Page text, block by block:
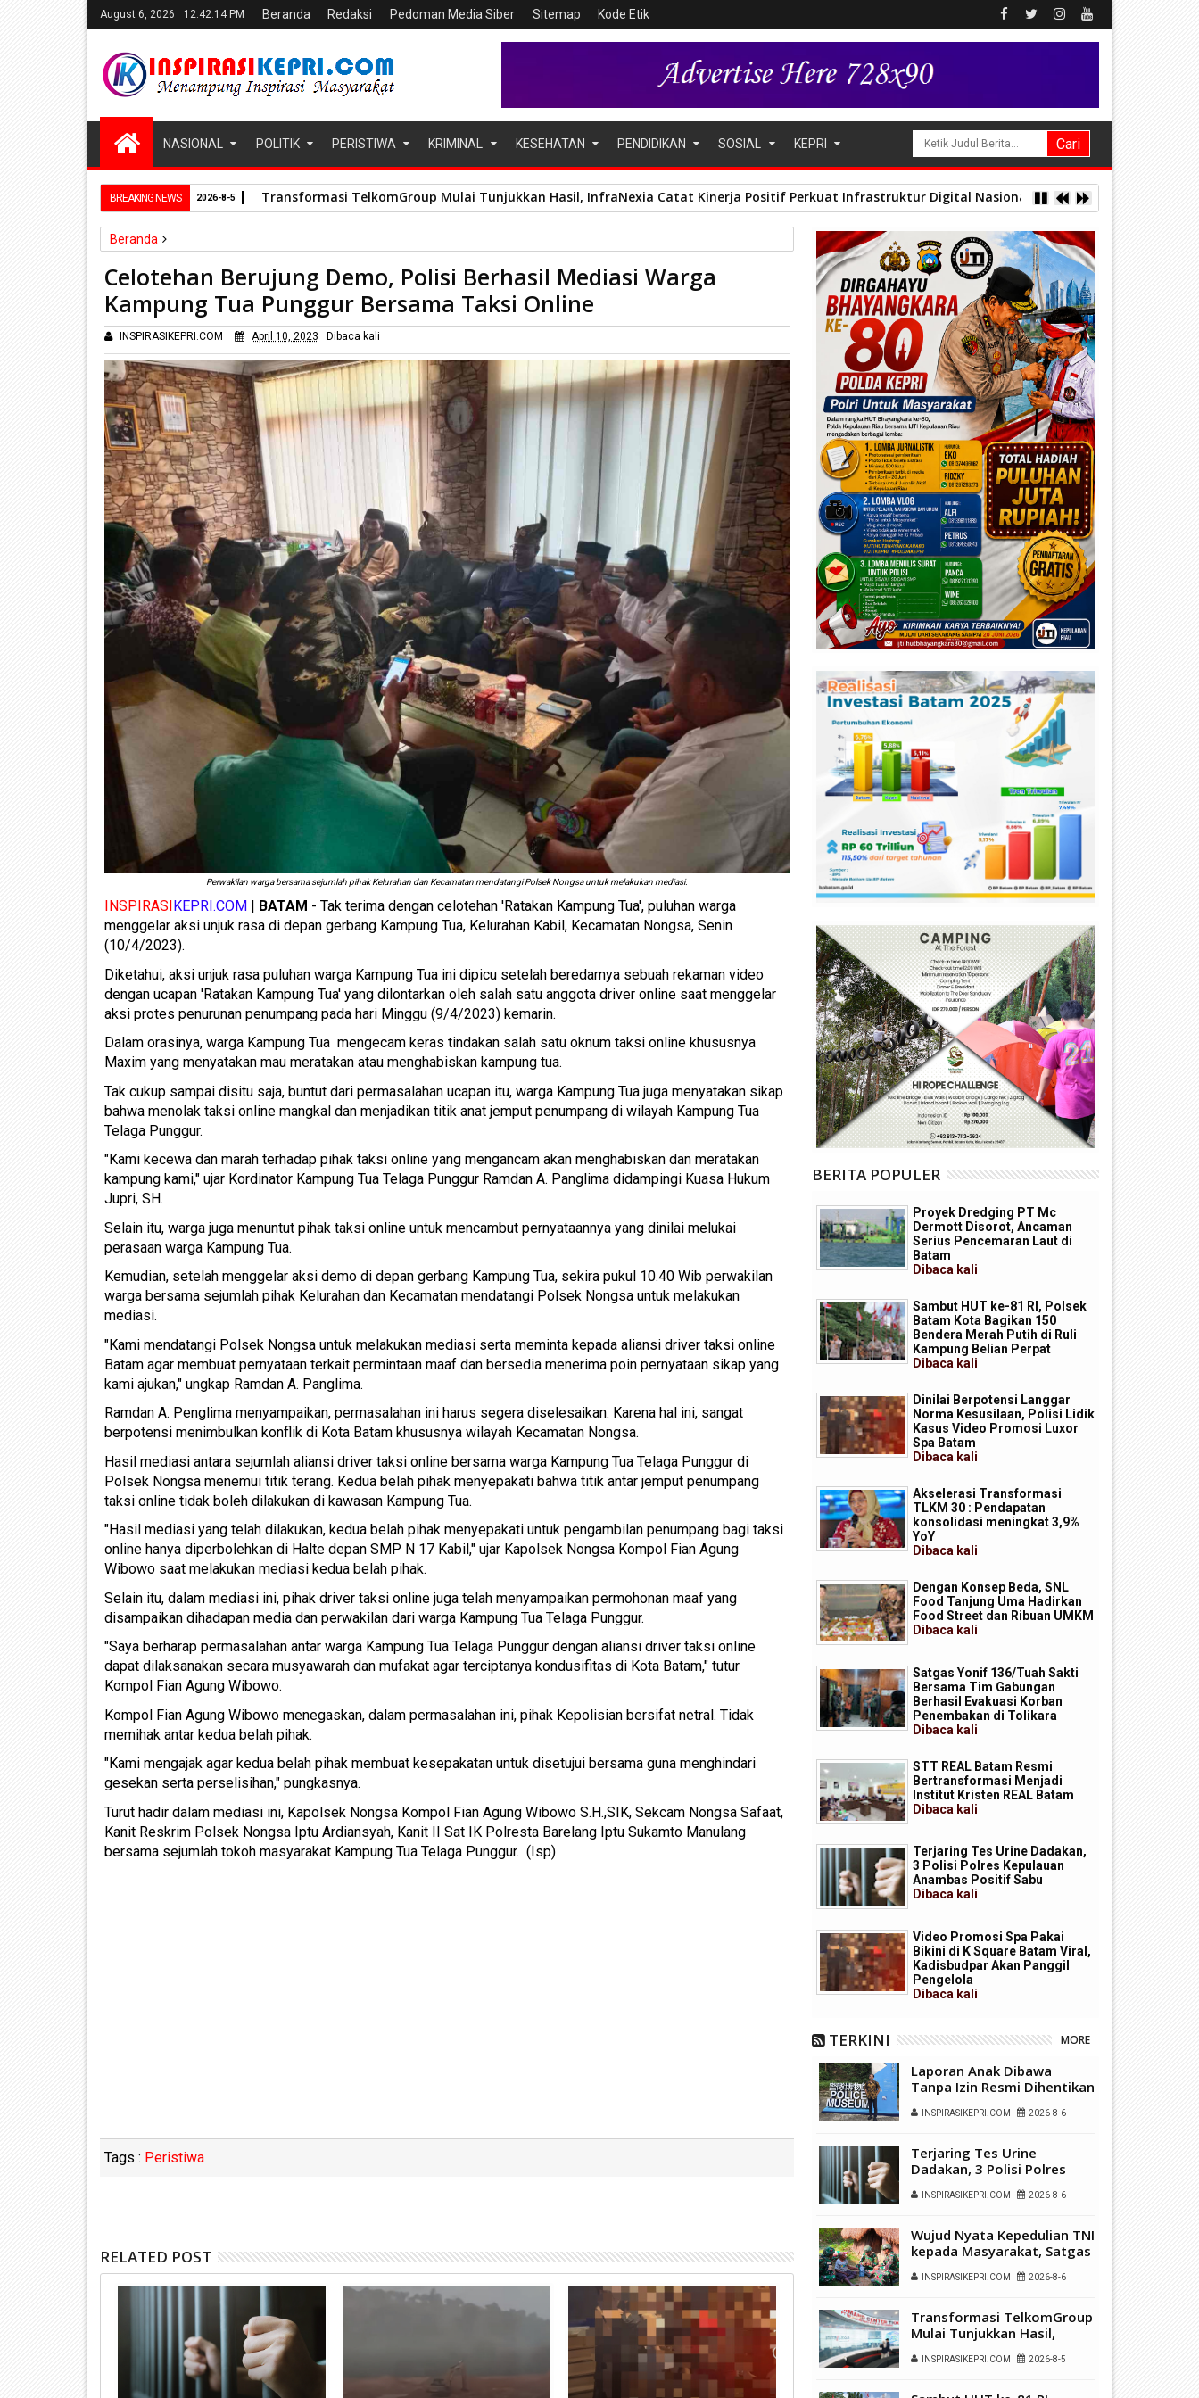
August 6, 2026 12:42:16 PM Beranda Redaksi Pedoman Media Siber Sitemap Kode Etik
NASIONAL POLITIK PERISTIWA KRIMINAL KESEHATAN PENDIDIKAN SOSIAL KEPRI
BREAKING NEWS Transformasi TelkomGroup Mulai Tunjukkan Hasil, InfraNexia Catat Kinerja Positif Perkuat Infrastruktur Digital Nasional
2026-8-5
Beranda
Celotehan Berujung Demo, Polisi Berhasil Mediasi Warga
Kampung Tua Punggur Bersama Taksi Online
INSPIRASIKEPRI.COM April 10, 2023 Dibaca kali
Perwakilan warga bersama sejumlah pihak Kelurahan dan Kecamatan mendatangi Polsek Nongsa untuk melakukan mediasi.
INSPIRASIKEPRI.COM | BATAM - Tak terima dengan celotehan 'Ratakan Kampung Tua', puluhan warga
menggelar aksi unjuk rasa di depan gerbang Kampung Tua, Kelurahan Kabil, Kecamatan Nongsa, Senin
(10/4/2023).
Diketahui, aksi unjuk rasa puluhan warga Kampung Tua ini dipicu setelah beredarnya sebuah rekaman video
dengan ucapan 'Ratakan Kampung Tua' yang dilontarkan oleh salah satu anggota driver online saat menggelar
aksi protes penurunan penumpang pada hari Minggu (9/4/2023) kemarin.
Dalam orasinya, warga Kampung Tua mengecam keras tindakan salah satu oknum taksi online khususnya
Maxim yang menyatakan mau meratakan atau menghabiskan kampung tua.
Tak cukup sampai disitu saja, buntut dari permasalahan ucapan itu, warga Kampung Tua juga menyatakan sikap
bahwa menolak taksi online mangkal dan menjadikan titik anat jemput penumpang di wilayah Kampung Tua
Telaga Punggur.
"Kami kecewa dan marah terhadap pihak taksi online yang mengancam akan menghabiskan dan meratakan
kampung kami," ujar Kordinator Kampung Tua Telaga Punggur Ramdan A. Panglima didampingi Kuasa Hukum
Jupri, SH.
Selain itu, warga juga menuntut pihak taksi online untuk mencambut pernyataannya yang dinilai melukai
perasaan warga Kampung Tua.
Kemudian, setelah menggelar aksi demo di depan gerbang Kampung Tua, sekira pukul 10.40 Wib perwakilan
warga bersama sejumlah pihak Kelurahan dan Kecamatan mendatangi Polsek Nongsa untuk melakukan
mediasi.
"Kami mendatangi Polsek Nongsa untuk melakukan mediasi serta meminta kepada aliansi driver taksi online
Batam agar membuat pernyataan terkait permintaan maaf dan bersedia menerima poin pernyataan sikap yang
kami ajukan," ungkap Ramdan A. Panglima.
Ramdan A. Penglima menyampaikan, permasalahan ini harus segera diselesaikan. Karena hal ini, sangat
berpotensi menimbulkan konflik di Kota Batam khususnya wilayah Kecamatan Nongsa.
Hasil mediasi antara sejumlah aliansi driver taksi online bersama warga Kampung Tua Telaga Punggur di
Polsek Nongsa menemui titik terang. Kedua belah pihak menyepakati bahwa titik antar jemput penumpang
taksi online tidak boleh dilakukan di kawasan Kampung Tua.
"Hasil mediasi yang telah dilakukan, kedua belah pihak menyepakati untuk pengambilan penumpang bagi taksi
online hanya diperbolehkan di Halte depan SMP N 17 Kabil," ujar Kapolsek Nongsa Kompol Fian Agung
Wibowo saat melakukan mediasi kedua belah pihak.
Selain itu, dalam mediasi ini, pihak driver taksi online juga telah menyampaikan permohonan maaf yang
disampaikan dihadapan media dan perwakilan dari warga Kampung Tua Telaga Punggur.
"Saya berharap permasalahan antar warga Kampung Tua Telaga Punggur dengan aliansi driver taksi online
dapat dilaksanakan secara musyawarah dan mufakat agar terciptanya kondusifitas di Kota Batam," tutur
Kompol Fian Agung Wibowo.
Kompol Fian Agung Wibowo menegaskan, dalam permasalahan ini, pihak Kepolisian bersifat netral. Tidak
memihak antar kedua belah pihak.
"Kami mengajak agar kedua belah pihak membuat kesepakatan untuk disetujui bersama guna menghindari
gesekan serta perselisihan," pungkasnya.
Turut hadir dalam mediasi ini, Kapolsek Nongsa Kompol Fian Agung Wibowo S.H.,SIK, Sekcam Nongsa Safaat,
Kanit Reskrim Polsek Nongsa Iptu Ardiansyah, Kanit II Sat IK Polresta Barelang Iptu Sukamto Manulang
bersama sejumlah tokoh masyarakat Kampung Tua Telaga Punggur. (Isp)
Tags : Peristiwa
RELATED POST
BERITA POPULER
Proyek Dredging PT Mc
Dermott Disorot, Ancaman
Serius Pencemaran Laut di
Batam
Dibaca kali
Sambut HUT ke-81 RI, Polsek
Batam Kota Bagikan 150
Bendera Merah Putih di Ruli
Kampung Belian Perpat
Dibaca kali
Dinilai Berpotensi Langgar
Norma Kesusilaan, Polisi Lidik
Kasus Video Promosi Luxor
Spa Batam
Dibaca kali
Akselerasi Transformasi
TLKM 30 : Pendapatan
konsolidasi meningkat 3,9%
YoY
Dibaca kali
Dengan Konsep Beda, SNL
Food Tanjung Uma Hadirkan
Food Street dan Ribuan UMKM
Dibaca kali
Satgas Yonif 136/Tuah Sakti
Bersama Tim Gabungan
Berhasil Evakuasi Korban
Penembakan di Tolikara
Dibaca kali
STT REAL Batam Resmi
Bertransformasi Menjadi
Institut Kristen REAL Batam
Dibaca kali
Terjaring Tes Urine Dadakan,
3 Polisi Polres Kepulauan
Anambas Positif Sabu
Dibaca kali
Video Promosi Spa Pakai
Bikini di K Square Batam Viral,
Kadisbudpar Akan Panggil
Pengelola
Dibaca kali
TERKINI MORE
Laporan Anak Dibawa
Tanpa Izin Resmi Dihentikan
Sengketa Hak Asuh
INSPIRASIKEPRI.COM 2026-8-6
Terjaring Tes Urine
Dadakan, 3 Polisi Polres
SabuINSPIRASIKEPRI.COM 2026-8-6
Wujud Nyata Kepedulian TNI
kepada Masyarakat, Satgas
Pengobatan Keliling di
INSPIRASIKEPRI.COM 2026-8-6
Transformasi TelkomGroup
Mulai Tunjukkan Hasil,
Positif Perkuat
INSPIRASIKEPRI.COM 2026-8-5